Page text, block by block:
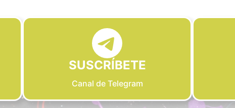
SUSCRÍBETE
Canal de Telegram